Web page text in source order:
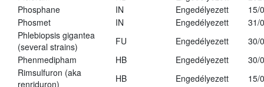
Phosphane
IN Engedélyezett
15/
Phosmet
IN Engedélyezett
31/
Phlebiopsis gigantea
(several strains)
FU Engedélyezett
30/
Phenmedipham
HB Engedélyezett
30/
Rimsulfuron (aka
renriduron)
HB Engedélyezett
15/